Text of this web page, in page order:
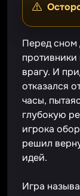
Перед сном
противники
врагу. И
отказался
часы,
глубокую
игрока
решил
идей.
Игра